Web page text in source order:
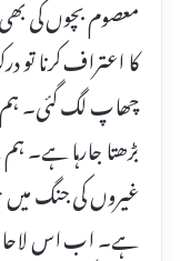
معصوم بچوں کی
کا اعتراف کرنا تو
چھاپ لگ گئی۔ ہم
بڑھتا جارہا ہے۔
غیروں کی جنگ میں
ہے۔ اب اس